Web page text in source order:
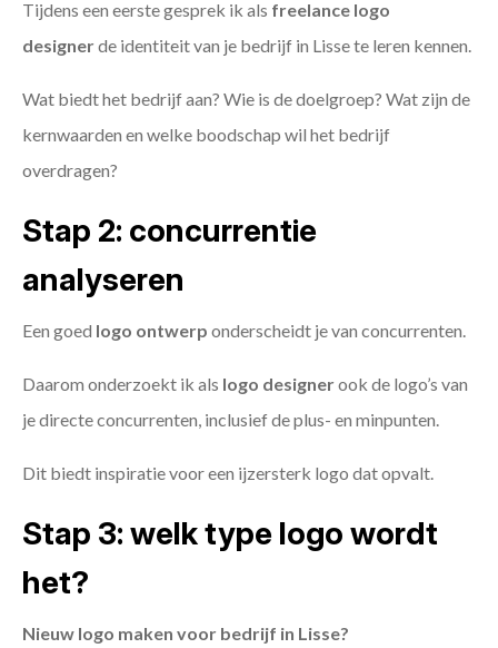
Tijdens een eerste gesprek ik als freelance logo
designerde identiteit van je bedrijf in Lisse te leren kennen.
Wat biedt het bedrijf aan? Wie is de doelgroep? Wat zijn de
kernwaarden en welke boodschap wil het bedrijf
overdragen?
Stap 2: concurrentie
analyseren
Een goed logo ontwerp onderscheidt je van concurrenten.
Daarom onderzoekt ik als logo designerook de logo’s van
je directe concurrenten, inclusief de plus- en minpunten.
Dit biedt inspiratie voor een ijzersterk logo dat opvalt.
Stap 3: welk type logo wordt
het?
Nieuw logo maken voor bedrijf in Lisse?